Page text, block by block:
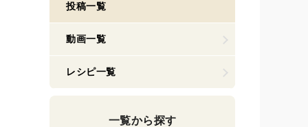
投稿一覧
動画一覧
レシピ一覧
一覧から探す